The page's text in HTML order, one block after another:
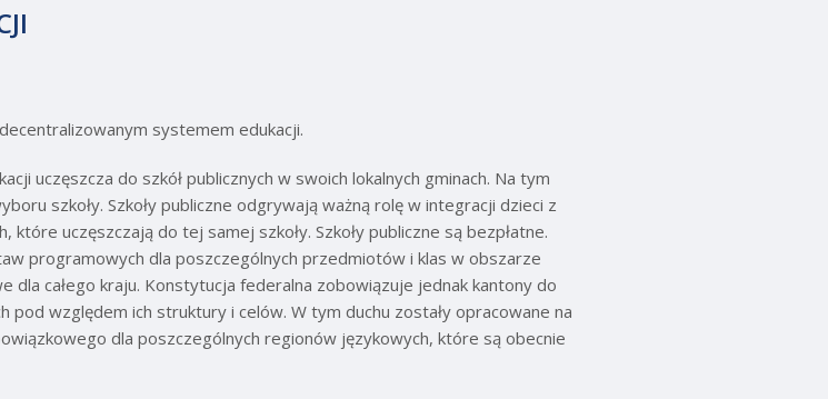
systemem edukacji.
uczęszcza do szkół publicznych w swoich lokalnych gminach. Na tym
szkoły. Szkoły publiczne odgrywają ważną rolę w integracji dzieci z
uczęszczają do tej samej szkoły. Szkoły publiczne są bezpłatne.
programowych dla poszczególnych przedmiotów i klas w obszarze
całego kraju. Konstytucja federalna zobowiązuje jednak kantony do
względem ich struktury i celów. W tym duchu zostały opracowane na
dla poszczególnych regionów językowych, które są obecnie